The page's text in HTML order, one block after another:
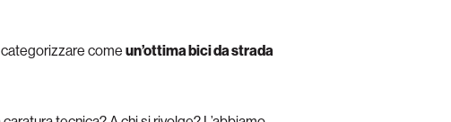
comeun’ottima bici da strada